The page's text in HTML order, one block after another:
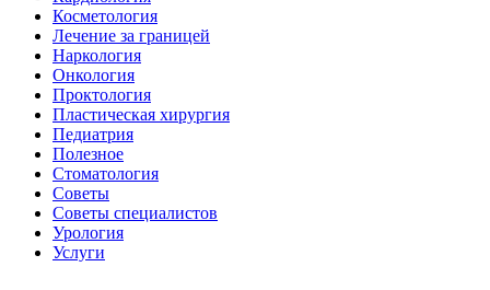
Косметология
Лечение за границей
Наркология
Онкология
Проктология
Пластическая хирургия
Педиатрия
Полезное
Стоматология
Советы
Советы специалистов
Урология
Услуги